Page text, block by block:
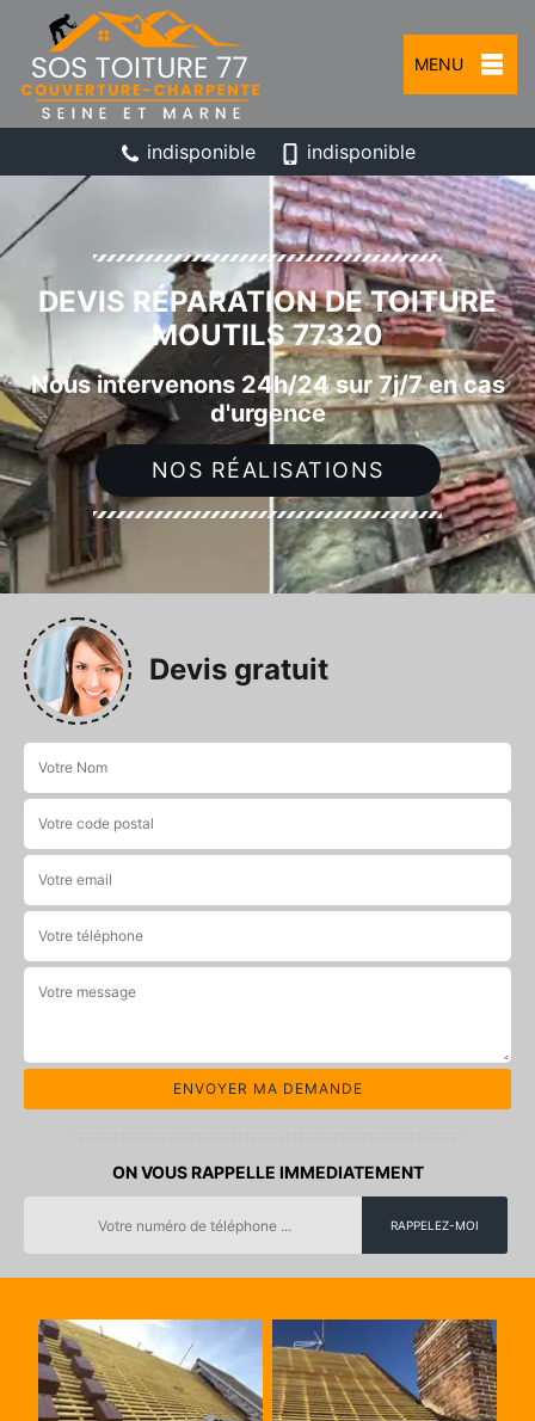
MENU
indisponible indisponible
DEVIS RÉPARATION DE TOITURE
MOUTILS 77320
Nous intervenons 24h/24 sur 7j/7 en cas
d'urgence
NOS RÉALISATIONS
Devis gratuit
ON VOUS RAPPELLE IMMEDIATEMENT